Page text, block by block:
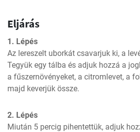
Eljárás
1. Lépés
Az lereszelt uborkát csavarjuk ki, a
Tegyük egy tálba és adjuk hozzá a
a fűszernövényeket, a citromlevet, a
majd keverjük össze.
2. Lépés
Miután 5 percig pihentettük, adjuk